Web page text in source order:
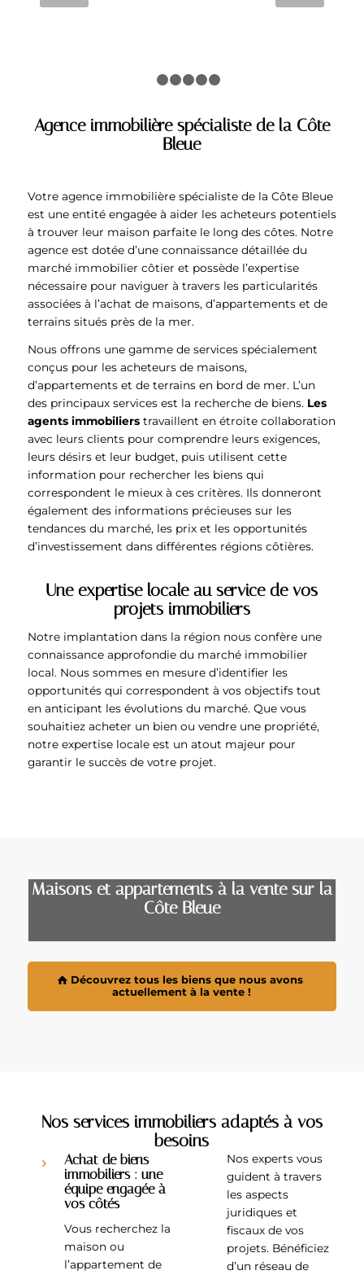
Agence immobilière spécialiste de la Côte
Bleue
Votre agence immobilière spécialiste de la Côte Bleue
est une entité engagée à aider les acheteurs potentiels
à trouver leur maison parfaite le long des côtes. Notre
agence est dotée d’une connaissance détaillée du
marché immobilier côtier et possède l’expertise
nécessaire pour naviguer à travers les particularités
associées à l’achat de maisons, d’appartements et de
terrains situés près de la mer.
Nous offrons une gamme de services spécialement
conçus pour les acheteurs de maisons,
d’appartements et de terrains en bord de mer. L’un
des principaux services est la recherche de biens. Les
agents immobilierstravaillent en étroite collaboration
avec leurs clients pour comprendre leurs exigences,
leurs désirs et leur budget, puis utilisent cette
information pour rechercher les biens qui
correspondent le mieux à ces critères. Ils donneront
également des informations précieuses sur les
tendances du marché, les prix et les opportunités
d’investissement dans différentes régions côtières.
Une expertise locale au service de vos
projets immobiliers
Notre implantation dans la région nous confère une
connaissance approfondie du marché immobilier
local. Nous sommes en mesure d’identifier les
opportunités qui correspondent à vos objectifs tout
en anticipant les évolutions du marché. Que vous
souhaitiez acheter un bien ou vendre une propriété,
notre expertise locale est un atout majeur pour
garantir le succès de votre projet.
Maisons et appartements à la vente sur la
Côte Bleue
Découvrez tous les biens que nous avons
actuellement à la vente !
Nos services immobiliers adaptés à vos
besoins
Achat de biens
immobiliers : une
équipe engagée à
vos côtés
Vous recherchez la
maison ou
l’appartement de
Nos experts vous
guident à travers
les aspects
juridiques et
fiscaux de vos
projets. Bénéficiez
d’un réseau de